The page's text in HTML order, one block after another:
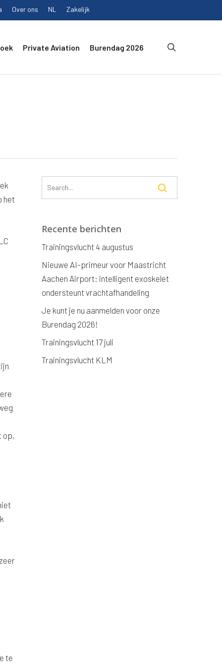
Over ons NL Zakelijk
Private Aviation Burendag 2026
het
op,
te
Recente berichten
Trainingsvlucht 4 augustus
Nieuwe AI-primeur voor Maastricht
Aachen Airport: intelligent exoskelet
ondersteunt vrachtafhandeling
Je kunt je nu aanmelden voor onze
Burendag 2026!
Trainingsvlucht 17 juli
Trainingsvlucht KLM